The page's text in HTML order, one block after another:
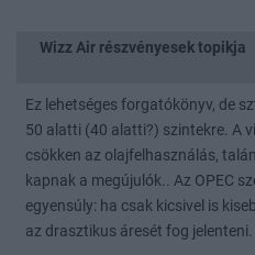
Wizz Air részvényesek topikja
Ez lehetséges forgatókönyv, de
50 alatti (40 alatti?) szintekre. A
csökken az olajfelhasználás,
kapnak a megújulók.. Az OPEC
egyensúly: ha csak kicsivel is
az drasztikus áresét fog jelenteni.